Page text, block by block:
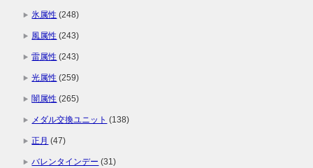
氷属性 (248)
風属性 (243)
雷属性 (243)
光属性 (259)
闇属性 (265)
メダル交換ユニット (138)
正月 (47)
バレンタインデー (31)